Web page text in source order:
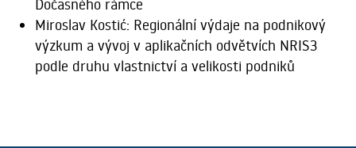
Dočasného rámce
Miroslav Kostić: Regionální výdaje na podnikový
výzkum a vývoj v aplikačních odvětvích NRIS3
podle druhu vlastnictví a velikosti podniků